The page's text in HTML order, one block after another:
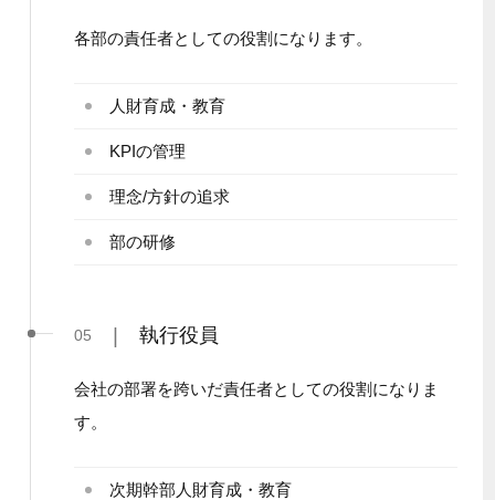
各部の責任者としての役割になります。
人財育成・教育
KPIの管理
理念/方針の追求
部の研修
05 | 執行役員
会社の部署を跨いだ責任者としての役割になりま
す。
次期幹部人財育成・教育